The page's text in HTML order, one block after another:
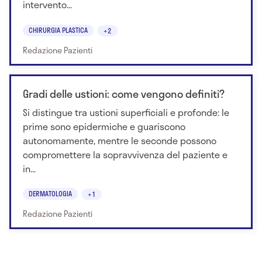
intervento...
CHIRURGIA PLASTICA +2
Redazione Pazienti
Gradi delle ustioni: come vengono definiti?
Si distingue tra ustioni superficiali e profonde: le
prime sono epidermiche e guariscono
autonomamente, mentre le seconde possono
compromettere la sopravvivenza del paziente e
in...
DERMATOLOGIA +1
Redazione Pazienti